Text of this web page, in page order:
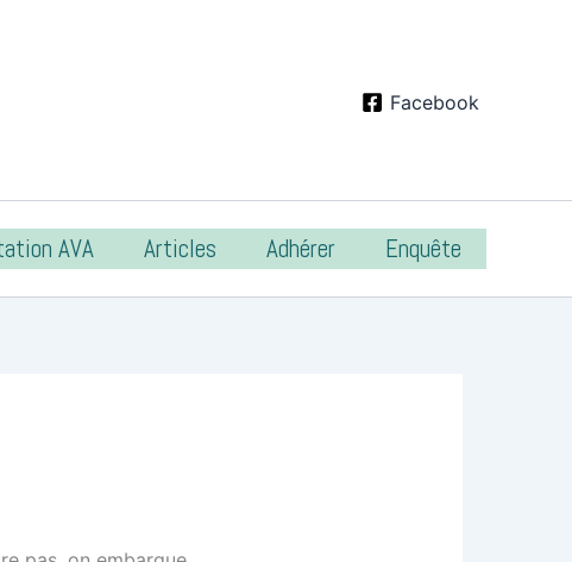
Facebook
AVA Articles Adhérer Enquête